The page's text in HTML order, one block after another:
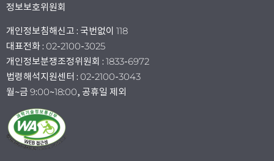
정보보호위원회
개인정보침해신고 : 국번없이 118
대표전화 : 02-2100-3025
개인정보분쟁조정위원회 : 1833-6972
법령해석지원센터 : 02-2100-3043
월~금 9:00~18:00, 공휴일 제외